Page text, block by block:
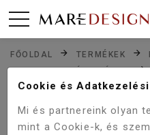
FŐOLDAL TERMÉKEK
HIDROMASSZÁZS KÁDAK
WELLIS BLED HYDRO 150
Cookie és
Mi és partnereink olyan
mint a Cookie-k, és